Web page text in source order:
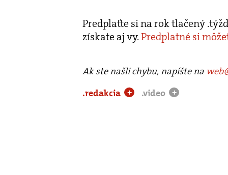
Predplaťte si na rok tlačený
získate aj vy.Predplatné si
Ak ste našli chybu, napíšte na
.redakcia
+ .video +